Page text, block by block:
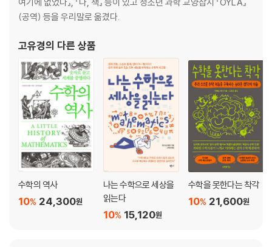
(공역) 등을 우리말로 옮겼다.
고유경의 다른 상품
수학의 역사
24,300원
10%
나는 수학으로 세상을
읽는다
15,120원
10%
수학을 못한다는 착각
21,600원
10%